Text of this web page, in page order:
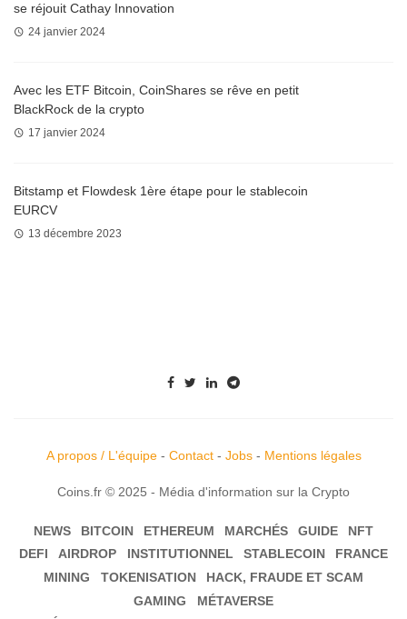
se réjouit Cathay Innovation
24 janvier 2024
Avec les ETF Bitcoin, CoinShares se rêve en petit
BlackRock de la crypto
17 janvier 2024
Bitstamp et Flowdesk 1ère étape pour le stablecoin
EURCV
13 décembre 2023
A propos / L'équipe- Contact- Jobs- Mentions légales
Coins.fr © 2025 - Média d'information sur la Crypto
NEWS BITCOIN ETHEREUM MARCHÉS GUIDE
NFT
DEFI
AIRDROP INSTITUTIONNEL STABLECOIN
FRANCE
MINING
TOKENISATION
HACK, FRAUDE ET SCAM
GAMING
MÉTAVERSE